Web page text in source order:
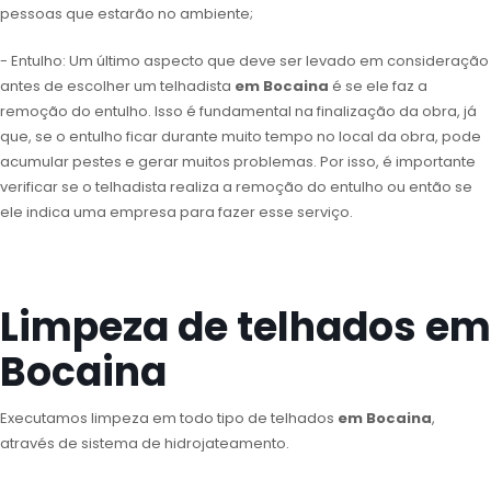
pessoas que estarão no ambiente;
- Entulho: Um último aspecto que deve ser levado em consideração
antes de escolher um telhadista em Bocaina é se ele faz a
remoção do entulho. Isso é fundamental na finalização da obra, já
que, se o entulho ficar durante muito tempo no local da obra, pode
acumular pestes e gerar muitos problemas. Por isso, é importante
verificar se o telhadista realiza a remoção do entulho ou então se
ele indica uma empresa para fazer esse serviço.
Limpeza de telhados em
Bocaina
Executamos limpeza em todo tipo de telhados em Bocaina,
através de sistema de hidrojateamento.